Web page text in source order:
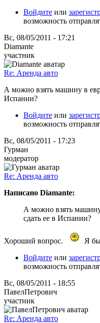
Войдите или
возможность
Вс, 08/05/2011 - 17:21
Diamante
участник
Re: Аренда авто
А можно взять машину в
Испании?
Войдите или
возможность
Вс, 08/05/2011 - 17:23
Гурман
модератор
Re: Аренда авто
Написано Diamante:
А можно взять
сдать ее в Испании?
Хороший вопрос.
Я
Войдите или
возможность
Вс, 08/05/2011 - 18:55
ПавелПетрович
участник
Re: Аренда авто